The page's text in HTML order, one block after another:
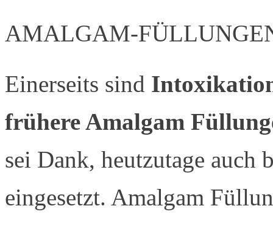
AMALGAM-
Einerseits sind
frühere Amalgam
sei Dank, heutzutage auch
eingesetzt. Amalgam